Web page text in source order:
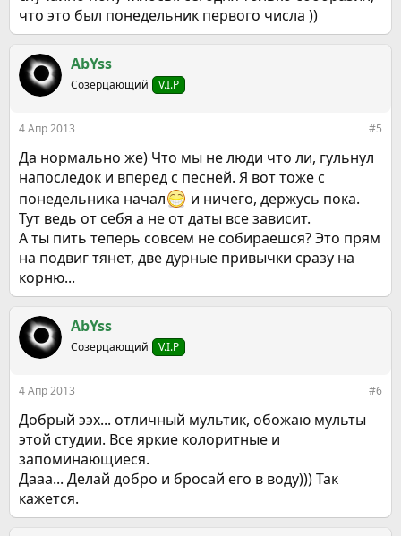
что это был понедельник первого числа ))
AbYss
Созерцающий V.I.P
4 Апр 2013 #5
Да нормально же) Что мы не люди что ли, гульнул
напоследок и вперед с песней. Я вот тоже с
понедельника начал
и ничего, держусь пока.
Тут ведь от себя а не от даты все зависит.
А ты пить теперь совсем не собираешся? Это прям
на подвиг тянет, две дурные привычки сразу на
корню...
AbYss
Созерцающий V.I.P
4 Апр 2013 #6
Добрый ээх... отличный мультик, обожаю мульты
этой студии. Все яркие колоритные и
запоминающиеся.
Дааа... Делай добро и бросай его в воду))) Так
кажется.